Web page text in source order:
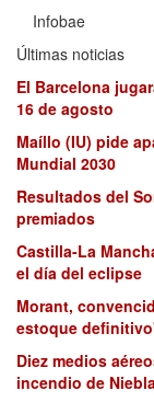
Infobae
Últimas noticias
El Barcelona
16 de agosto
Maíllo (IU) pide
Mundial 2030
Resultados del
premiados
Castilla-La
el día del eclipse
Morant,
estoque
Diez medios
incendio de